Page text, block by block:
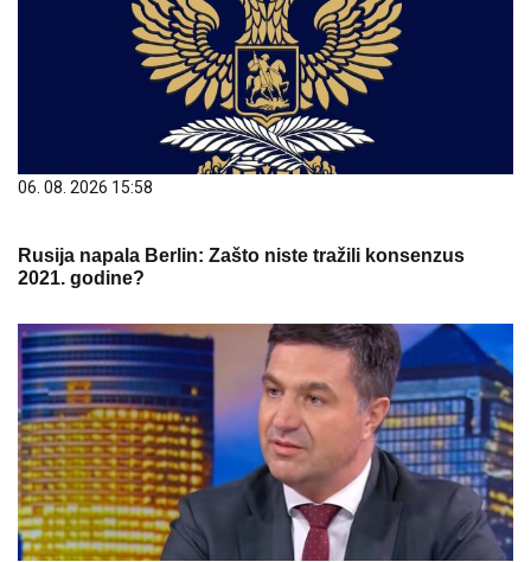
06. 08. 2026 15:58
Rusija napala Berlin: Zašto niste tražili konsenzus
2021. godine?